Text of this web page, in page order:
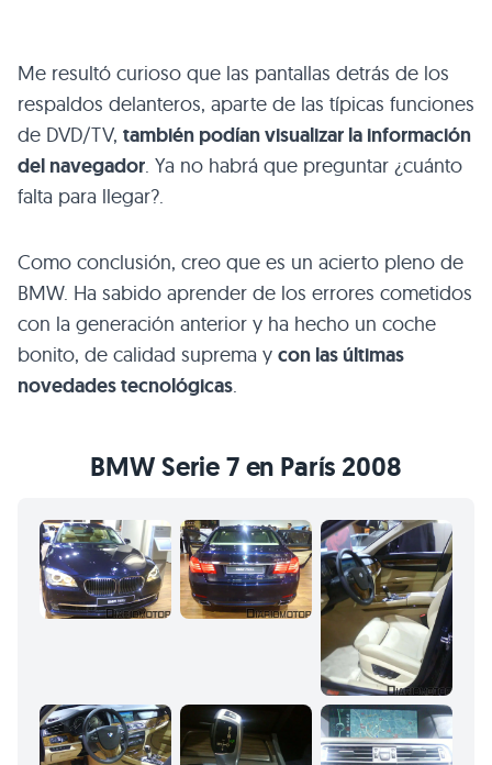
Me resultó curioso que las pantallas detrás de los
respaldos delanteros, aparte de las típicas funciones
de DVD/TV, también podían visualizar la información
del navegador. Ya no habrá que preguntar ¿cuánto
falta para llegar?.
Como conclusión, creo que es un acierto pleno de
BMW. Ha sabido aprender de los errores cometidos
con la generación anterior y ha hecho un coche
bonito, de calidad suprema y con las últimas
novedades tecnológicas.
BMWSerie 7 en París 2008